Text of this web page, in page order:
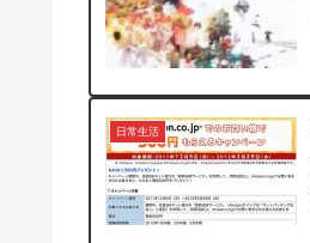
日常生活